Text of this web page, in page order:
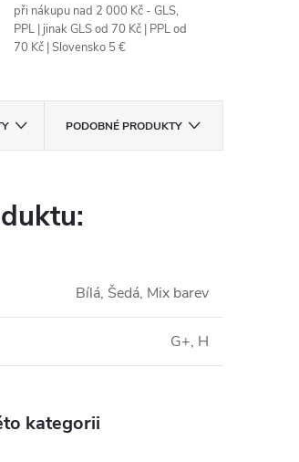
při nákupu nad 2 000 Kč - GLS,
PPL | jinak GLS od 70 Kč | PPL od
70 Kč | Slovensko 5 €
PODOBNÉ PRODUKTY
Bílá, Šedá, Mix barev
G+, H
kategorii